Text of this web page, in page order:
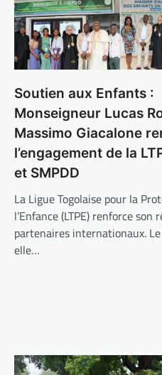
Soutien aux Enfants :
Monseigneur Lucas
Massimo Giacalone
l’engagement de la
et SMPDD
La Ligue Togolaise pour la
l’Enfance (LTPE) renforce son
partenaires internationaux.
elle…